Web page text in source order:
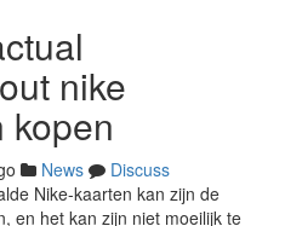
nike
kopen
News
Discuss
Nike-kaarten kan zijn de
en het kan zijn niet moeilijk te